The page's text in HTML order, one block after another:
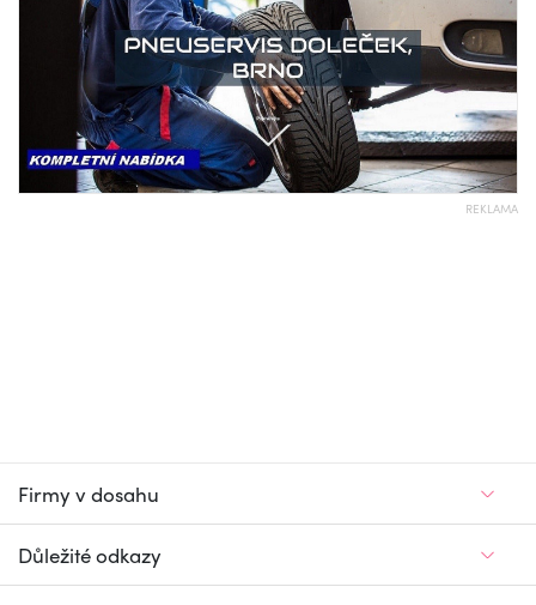
REKLAMA
Firmy v dosahu
Důležité odkazy